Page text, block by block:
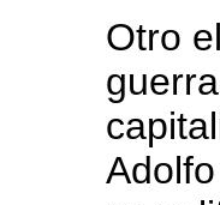
Otro